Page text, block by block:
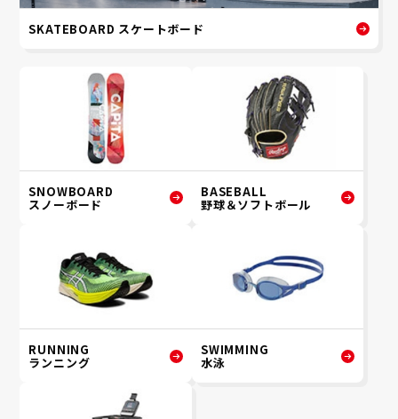
SKATEBOARD スケートボード
SNOWBOARD
スノーボード
BASEBALL
野球＆ソフトボール
RUNNING
ランニング
SWIMMING
水泳